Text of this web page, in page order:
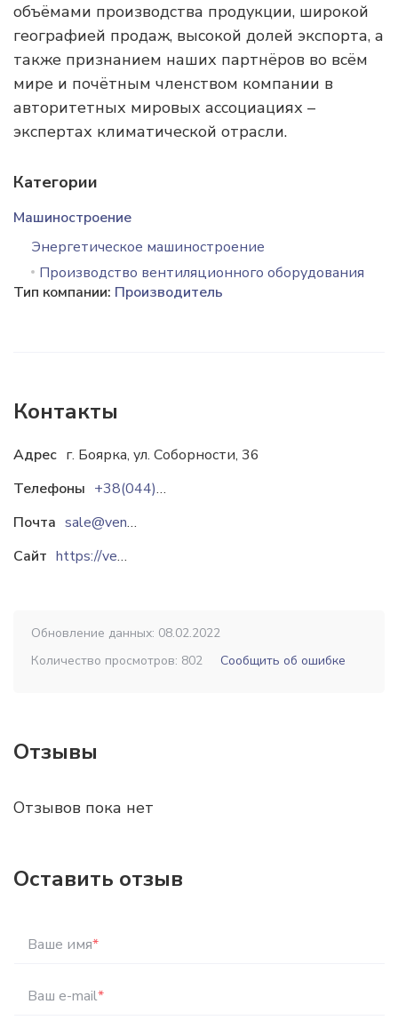
объёмами производства продукции, широкой
географией продаж, высокой долей экспорта, а
также признанием наших партнёров во всём
мире и почётным членством компании в
авторитетных мировых ассоциациях –
экспертах климатической отрасли.
Категории
Машиностроение
Энергетическое машиностроение
Производство вентиляционного оборудования
Тип компании: Производитель
Контакты
Адрес г. Боярка, ул. Соборности, 36
Телефоны
+38(044)406-36-27
Почта
sale@vents.ua
Сайт
https://vents.ua
Обновление данных: 08.02.2022
Количество просмотров: 802
Сообщить об ошибке
Отзывы
Отзывов пока нет
Оставить отзыв
Ваше имя*
Ваш e-mail*